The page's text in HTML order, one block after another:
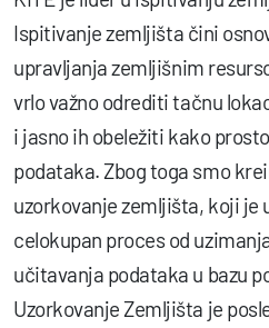
Ispitivanje zemljišta čini
upravljanja zemljišnim
vrlo važno odrediti tačnu
i jasno ih obeležiti kako
podataka. Zbog toga smo
uzorkovanje zemljišta, koji je
celokupan proces od
učitavanja podataka u bazu
Uzorkovanje Zemljišta je